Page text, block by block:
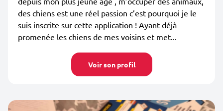
des chiens est une réel passion c’est pourquoi je le
suis inscrite sur cette application ! Ayant déjà
promenée les chiens de mes voisins et met...
Voir son profil